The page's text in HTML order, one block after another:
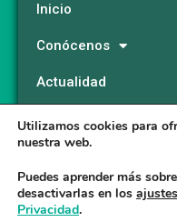
Inicio
Conócenos
Actualidad
Programa
Utilizamos cookies para
nuestra web.
Puedes aprender más
desactivarlas en los ajustes
Privacidad.